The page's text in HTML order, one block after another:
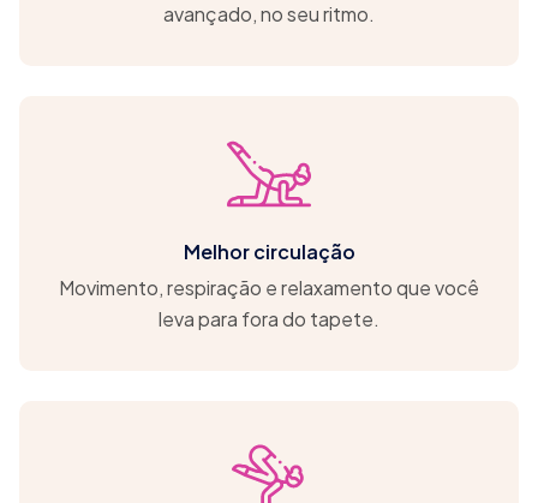
avançado, no seu ritmo.
Melhor circulação
Movimento, respiração e relaxamento que você
leva para fora do tapete.